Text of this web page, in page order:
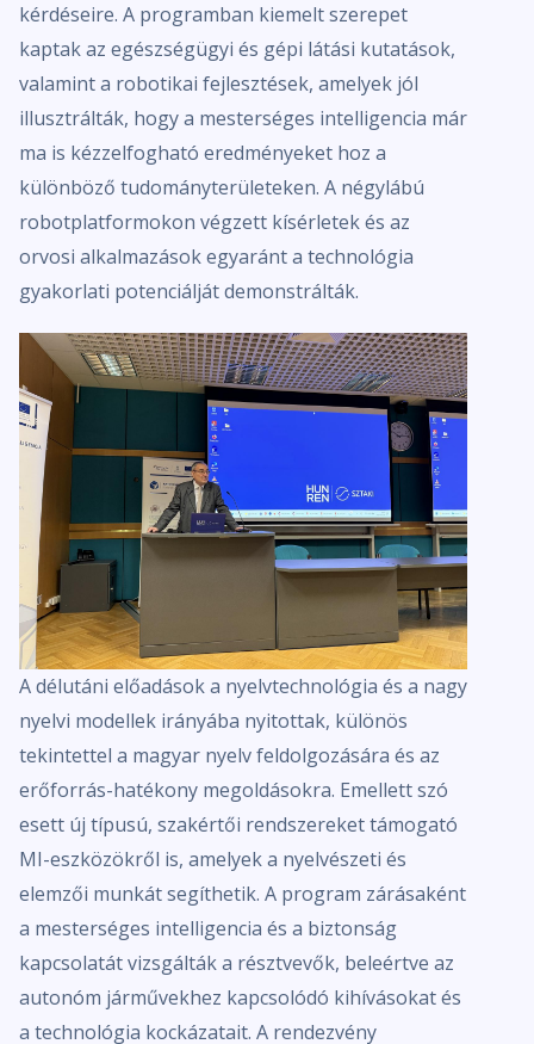
kérdéseire. A programban kiemelt szerepet
kaptak az egészségügyi és gépi látási kutatások,
valamint a robotikai fejlesztések, amelyek jól
illusztrálták, hogy a mesterséges intelligencia már
ma is kézzelfogható eredményeket hoz a
különböző tudományterületeken. A négylábú
robotplatformokon végzett kísérletek és az
orvosi alkalmazások egyaránt a technológia
gyakorlati potenciálját demonstrálták.
A délutáni előadások a nyelvtechnológia és a nagy
nyelvi modellek irányába nyitottak, különös
tekintettel a magyar nyelv feldolgozására és az
erőforrás-hatékony megoldásokra. Emellett szó
esett új típusú, szakértői rendszereket támogató
MI-eszközökről is, amelyek a nyelvészeti és
elemzői munkát segíthetik. A program zárásaként
a mesterséges intelligencia és a biztonság
kapcsolatát vizsgálták a résztvevők, beleértve az
autonóm járművekhez kapcsolódó kihívásokat és
a technológia kockázatait. A rendezvény